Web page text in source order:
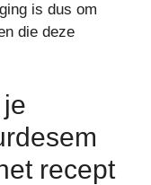
is dus om
die deze
recept